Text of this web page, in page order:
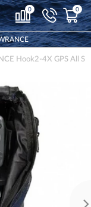
0 0
Hook2-4X GPS All